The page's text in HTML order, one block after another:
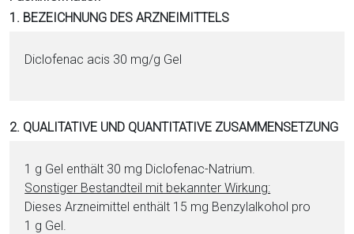
P
1. BEZEICHNUNG DES ARZNEIMITTELS
Di­clo­fenac acis 30 mg/g Gel
2. QUALITATIVE UND QUANTITATIVE ZUSAMMENSETZUNG
1 g Gel enthält 30 mg Di­clo­fenac-Na­tri­um.
Sonstiger Be­stand­teil mit bekannter Wirkung:
Dieses Arzneimittel enthält 15 mg Ben­zyl­al­ko­hol pro
1 g Gel.